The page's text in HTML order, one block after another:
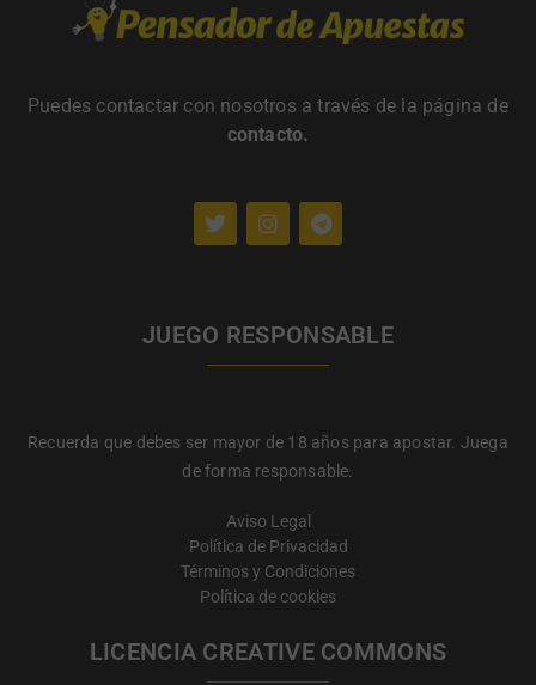
Puedes contactar con nosotros a través de la página de
contacto.
JUEGO RESPONSABLE
Recuerda que debes ser mayor de 18 años para apostar. Juega
de forma responsable.
Aviso Legal
Política de Privacidad
Términos y Condiciones
Política de cookies
LICENCIA CREATIVE COMMONS